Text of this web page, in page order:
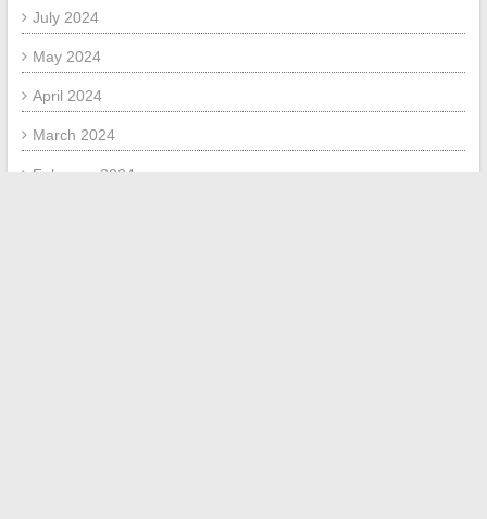
July 2024
May 2024
April 2024
March 2024
February 2024